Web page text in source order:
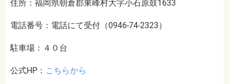
住所：福岡県朝倉郡東峰村大字小石原鼓1633
電話番号：電話にて受付（0946-74-2323）
駐車場：４０台
公式HP： こちらから